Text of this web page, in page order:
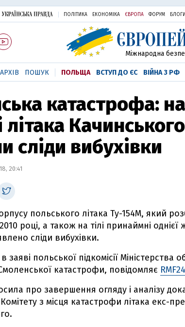
ПОЛІТИКА ЕКОНОМІКА ЄВРОПА ФОРУМ БЛОГИ
Міжнародна
АРХІВ ПОШУК ПОЛЬЩА ВСТУП ДО ЄС ВІЙНА З РФ
катастрофа: на
літака Качинського
сліди вибухівки
20:41
польського літака Ту-154М, який
році, а також на тілі принаймні однієї
сліди вибухівки.
заяві польської підкомісії Міністерства
катастрофи, повідомляє
про завершення огляду і аналізу
з місця катастрофи літака екс-